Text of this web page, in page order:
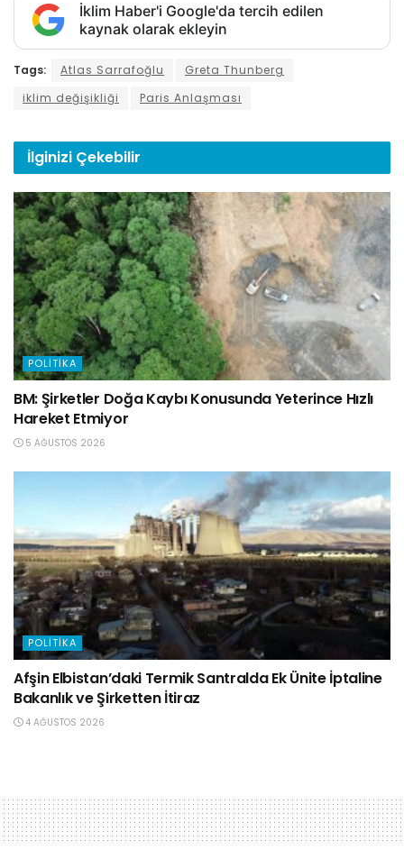
İklim Haber'i Google'da tercih edilen
kaynak olarak ekleyin
Tags: Atlas Sarrafoğlu
Greta Thunberg
iklim değişikliği
Paris Anlaşması
İlginizi Çekebilir
POLITIKA
BM: Şirketler Doğa Kaybı Konusunda Yeterince Hızlı
Hareket Etmiyor
5 AĞUSTOS 2026
POLITIKA
Afşin Elbistan’daki Termik Santralda Ek Ünite İptaline
Bakanlık ve Şirketten İtiraz
4 AĞUSTOS 2026